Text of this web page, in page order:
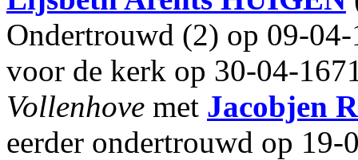
Ondertrouwd (2) op 09-
voor de kerk op 30-04-
Vollenhove met Jacobjen
eerder ondertrouwd op